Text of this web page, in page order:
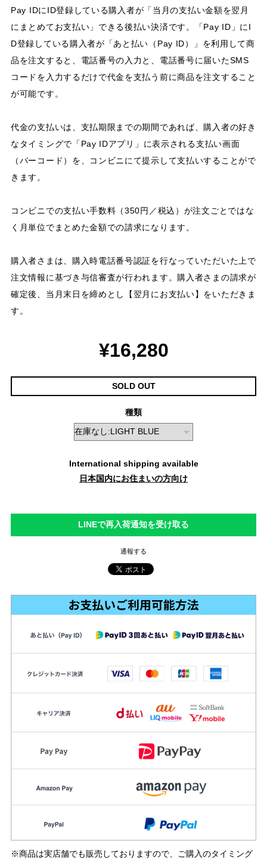
Pay IDにID登録している購入者が「当月の支払い金額を翌月
にまとめてお支払い」できる後払い決済です。「Pay ID」にI
D登録している購入者が「あと払い（Pay ID）」を利用して商
品を注文すると、電話番号の入力と、電話番号に届いたSMS
コードを入力するだけで代金を支払う前に商品を注文すること
が可能です。
代金の支払いは、支払期限までの期間であれば、購入者の好き
なタイミングで「Pay IDアプリ」に表示される支払い画面
（バーコード）を、コンビニにて提示して支払いすることがで
きます。
コンビニでの支払い手数料（350円／税込）が注文ごとではな
く月単位でまとめた金額での請求になります。
購入者さまは、購入時電話番号認証を行なっていただいた上で
注文情報に基づき与信審査が行われます。購入者さまの請求が
確定後、当月末日を締めとし【翌月にお支払い】をいただきま
す。
¥16,280
SOLD OUT
種類
International shipping available
日本国内にお住まいの方向け
LINEで再入荷通知を受け取る
通報する
※商品は実店舗でも販売しておりますので、ご購入のタイミング